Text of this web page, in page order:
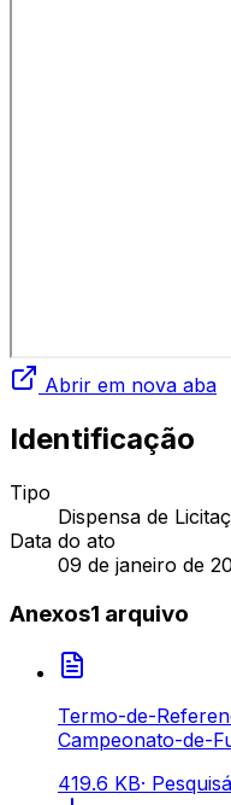
Abrir em nova aba
Identificação
Tipo
Dispensa de
Data do ato
09 de janeiro de
Anexos1 arquivo
Termo-de-
Campeonato-de-
419.6 KB·